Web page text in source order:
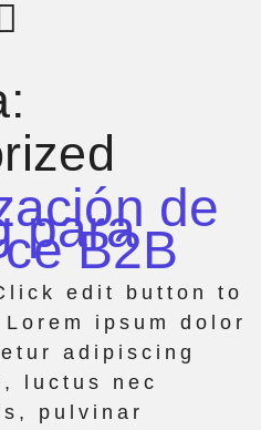
de
para
B2B
edit button to
ipsum dolor
adipiscing
luctus nec
pulvinar